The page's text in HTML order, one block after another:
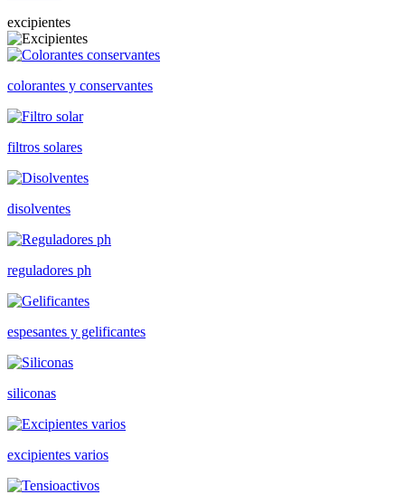
excipientes
colorantes y conservantes
filtros solares
disolventes
reguladores ph
espesantes y gelificantes
siliconas
excipientes varios